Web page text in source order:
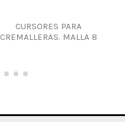
CURSORES PARA
CREMALLERAS. MALLA 8